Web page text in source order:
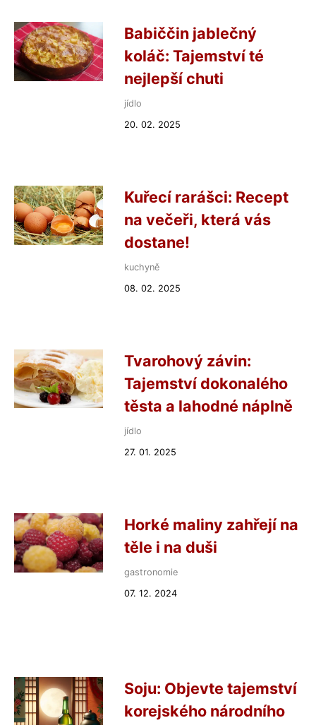
Babiččin jablečný
koláč: Tajemství té
nejlepší chuti
jídlo
20. 02. 2025
Kuřecí rarášci: Recept
na večeři, která vás
dostane!
kuchyně
08. 02. 2025
Tvarohový závin:
Tajemství dokonalého
těsta a lahodné náplně
jídlo
27. 01. 2025
Horké maliny zahřejí na
těle i na duši
gastronomie
07. 12. 2024
Soju: Objevte tajemství
korejského národního